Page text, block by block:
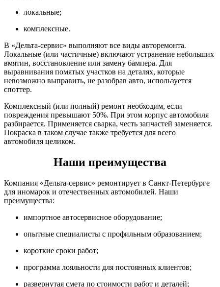
локальные;
комплексные.
В «Дельта-сервис» выполняют все виды авторемонта.
Локальные (или частичные) включают устранение небольших
вмятин, восстановление или замену бампера. Для
выравнивания помятых участков на деталях, которые
невозможно выправить, не разобрав авто, используется
споттер.
Комплексный (или полный) ремонт необходим, если
повреждения превышают 50%. При этом корпус автомобиля
разбирается. Применяется сварка, честь запчастей заменяется.
Покраска в таком случае также требуется для всего
автомобиля целиком.
Наши преимущества
Компания «Дельта-сервис» ремонтирует в Санкт-Петербурге
для иномарок и отечественных автомобилей. Наши
преимущества:
импортное автосервисное оборудование;
опытные специалисты с профильным образованием;
короткие сроки работ;
программа лояльности для постоянных клиентов;
развернутая смета по стоимости работ и деталей;